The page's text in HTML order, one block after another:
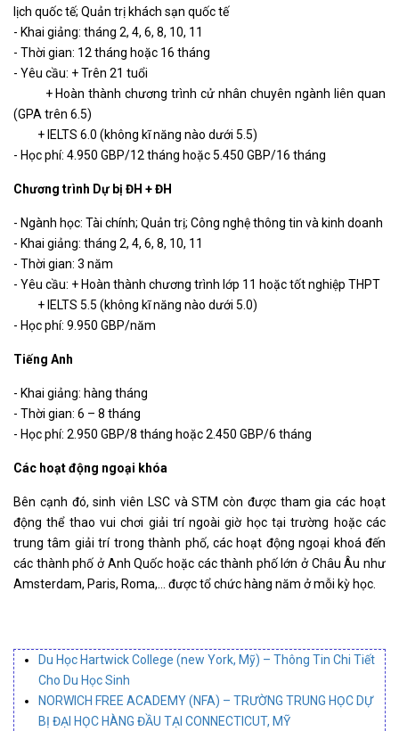
lịch quốc tế; Quản trị khách sạn quốc tế
- Khai giảng: tháng 2, 4, 6, 8, 10, 11
- Thời gian: 12 tháng hoặc 16 tháng
- Yêu cầu: + Trên 21 tuổi
+ Hoàn thành chương trình cử nhân chuyên ngành liên quan
(GPA trên 6.5)
+ IELTS 6.0 (không kĩ năng nào dưới 5.5)
- Học phí: 4.950 GBP/12 tháng hoặc 5.450 GBP/16 tháng
Chương trình Dự bị ĐH + ĐH
- Ngành học: Tài chính; Quản trị; Công nghệ thông tin và kinh doanh
- Khai giảng: tháng 2, 4, 6, 8, 10, 11
- Thời gian: 3 năm
- Yêu cầu: + Hoàn thành chương trình lớp 11 hoặc tốt nghiệp THPT
+ IELTS 5.5 (không kĩ năng nào dưới 5.0)
- Học phí: 9.950 GBP/năm
Tiếng Anh
- Khai giảng: hàng tháng
- Thời gian: 6 – 8 tháng
- Học phí: 2.950 GBP/8 tháng hoặc 2.450 GBP/6 tháng
Các hoạt động ngoại khóa
Bên cạnh đó, sinh viên LSC và STM còn được tham gia các hoạt
động thể thao vui chơi giải trí ngoài giờ học tại trường hoặc các
trung tâm giải trí trong thành phố, các hoạt động ngoại khoá đến
các thành phố ở Anh Quốc hoặc các thành phố lớn ở Châu Âu như
Amsterdam, Paris, Roma,… được tổ chức hàng năm ở mỗi kỳ học.
Du Học Hartwick College (new York, Mỹ) – Thông Tin Chi Tiết
Cho Du Học Sinh
NORWICH FREE ACADEMY (NFA) – TRƯỜNG TRUNG HỌC DỰ
BỊ ĐẠI HỌC HÀNG ĐẦU TẠI CONNECTICUT, MỸ